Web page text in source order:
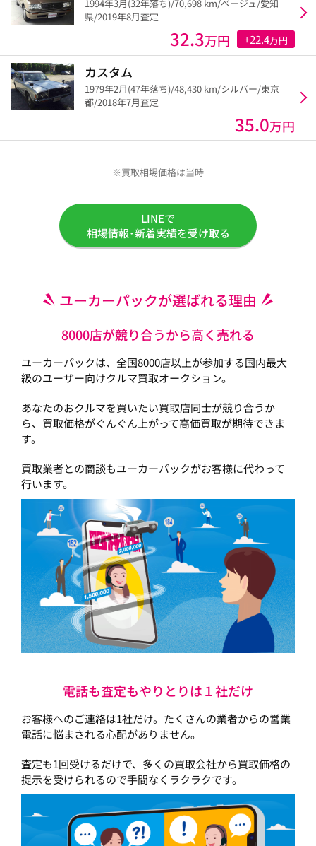
1994年3月(32年落ち)/70,698 km/ベージュ/愛知
県/2019年8月査定
32.3万円 +22.4万円
カスタム
1979年2月(47年落ち)/48,430 km/シルバー/東京
都/2018年7月査定
35.0万円
※買取相場価格は当時
LINEで
相場情報･新着実績を受け取る
ユーカーパックが選ばれる理由
8000店が競り合うから高く売れる
ユーカーパックは、全国8000店以上が参加する国内最大
級のユーザー向けクルマ買取オークション。
あなたのおクルマを買いたい買取店同士が競り合うか
ら、買取価格がぐんぐん上がって高価買取が期待できま
す。
買取業者との商談もユーカーパックがお客様に代わって
行います。
電話も査定もやりとりは１社だけ
お客様へのご連絡は1社だけ。たくさんの業者からの営業
電話に悩まされる心配がありません。
査定も1回受けるだけで、多くの買取会社から買取価格の
提示を受けられるので手間なくラクラクです。